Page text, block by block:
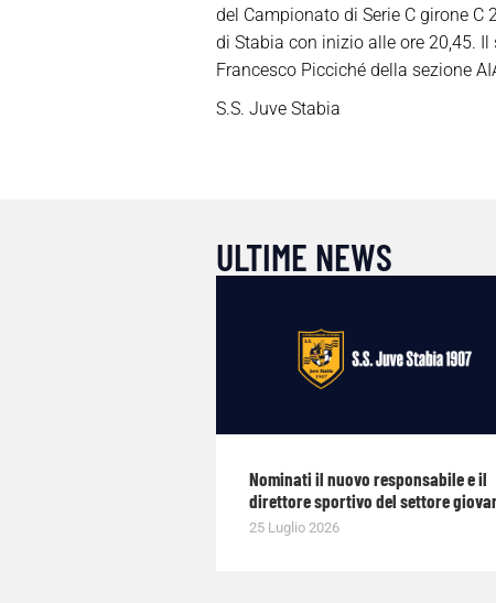
del Campionato di Serie C girone
di Stabia con inizio alle ore 20,45.
Francesco Picciché della sezione
S.S. Juve Stabia
ULTIME NEWS
Nominati il nuovo responsabile e il
direttore sportivo del settore
25 Luglio 2026